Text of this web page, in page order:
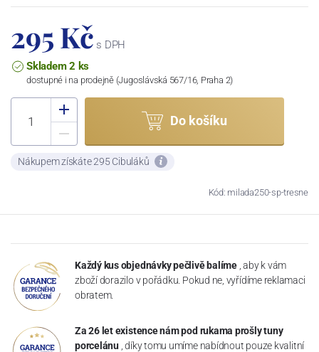
295 Kč s DPH
Skladem 2 ks
dostupné i na prodejně (Jugoslávská 567/16, Praha 2)
Do košíku
Nákupem získáte 295 Cibuláků
Kód: milada250-sp-tresne
Každý kus objednávky pečlivě balíme , aby k vám
zboží dorazilo v pořádku. Pokud ne, vyřídíme reklamaci
obratem.
Za 26 let existence nám pod rukama prošly tuny
porcelánu , díky tomu umíme nabídnout pouze kvalitní